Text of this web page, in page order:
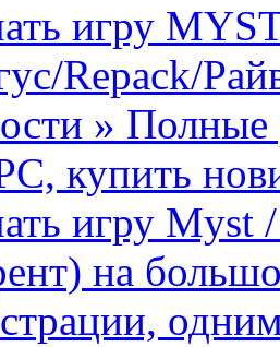
игру
Repack/
» Полные
купить
игру
на